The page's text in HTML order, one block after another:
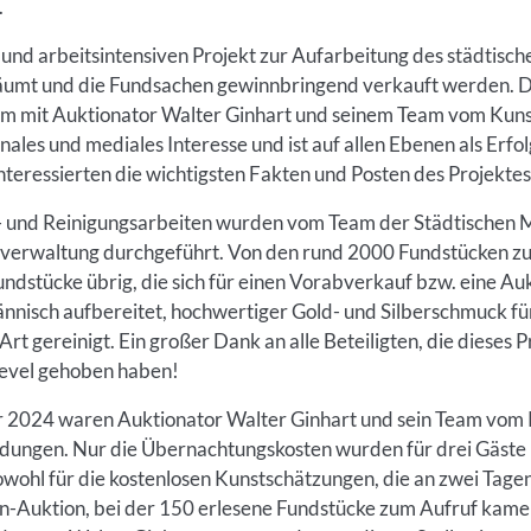
arbeitsintensiven Projekt zur Aufarbeitung des
und die Fundsachen gewinnbringend verkauft werden.
mit Auktionator Walter Ginhart und seinem Team vom
und mediales Interesse und ist auf allen Ebenen als
die wichtigsten Fakten und Posten des
Reinigungsarbeiten wurden vom Team der Städtischen
durchgeführt. Von den rund 2000 Fundstücken
übrig, die sich für einen Vorabverkauf bzw. eine
aufbereitet, hochwertiger Gold- und Silberschmuck
gereinigt. Ein großer Dank an alle Beteiligten, die dieses
gehoben haben!
waren Auktionator Walter Ginhart und sein Team vom
Nur die Übernachtungskosten wurden für drei
für die kostenlosen Kunstschätzungen, die an zwei
Auktion, bei der 150 erlesene Fundstücke zum Aufruf